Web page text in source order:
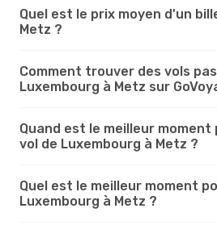
Quel est le prix moyen d'un
Metz ?
Comment trouver des vols
Luxembourg à Metz sur
Quand est le meilleur
vol de Luxembourg à Metz ?
Quel est le meilleur moment
Luxembourg à Metz ?